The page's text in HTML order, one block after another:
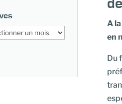
A
en
Du